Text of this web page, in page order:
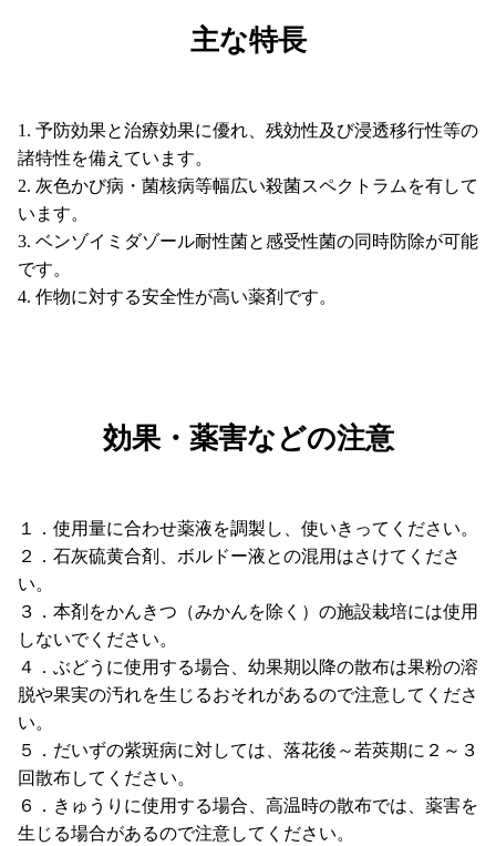
主な特長
予防効果と治療効果に優れ、残効性及び浸透移行性等の
諸特性を備えています。
灰色かび病・菌核病等幅広い殺菌スペクトラムを有して
います。
ベンゾイミダゾール耐性菌と感受性菌の同時防除が可能
です。
作物に対する安全性が高い薬剤です。
効果・薬害などの注意
１．使用量に合わせ薬液を調製し、使いきってください。
２．石灰硫黄合剤、ボルドー液との混用はさけてくださ
い。
３．本剤をかんきつ（みかんを除く）の施設栽培には使用
しないでください。
４．ぶどうに使用する場合、幼果期以降の散布は果粉の溶
脱や果実の汚れを生じるおそれがあるので注意してくださ
い。
５．だいずの紫斑病に対しては、落花後～若莢期に２～３
回散布してください。
６．きゅうりに使用する場合、高温時の散布では、薬害を
生じる場合があるので注意してください。